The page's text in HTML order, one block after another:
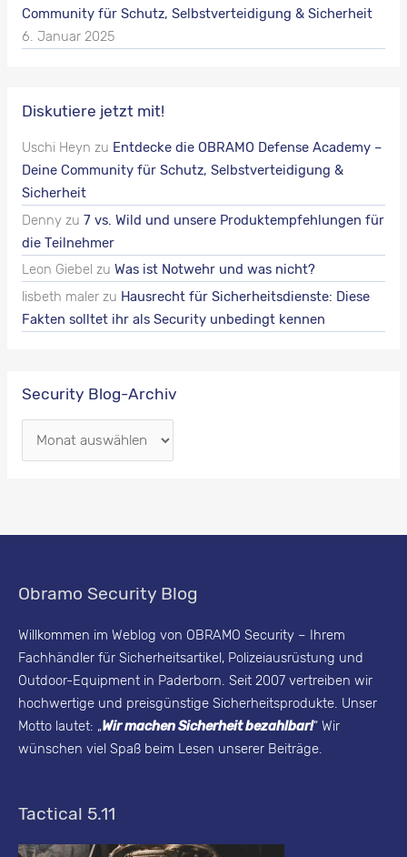
Community für Schutz, Selbstverteidigung & Sicherheit
6. Januar 2025
Diskutiere jetzt mit!
Uschi Heyn zu Entdecke die OBRAMO Defense Academy –
Deine Community für Schutz, Selbstverteidigung &
Sicherheit
Dennyzu 7 vs. Wild und unsere Produktempfehlungen für
die Teilnehmer
Leon Giebel zu Was ist Notwehr und was nicht?
lisbeth malerzu Hausrecht für Sicherheitsdienste: Diese
Fakten solltet ihr als Security unbedingt kennen
Security Blog-Archiv
e
t
y
B
l
g
Obramo Security Blog
Willkommen im Weblog von OBRAMO Security – Ihrem
Fachhändler für Sicherheitsartikel, Polizeiausrüstung und
Outdoor-Equipment in Paderborn. Seit 2007 vertreiben wir
hochwertige und preisgünstige Sicherheitsprodukte. Unser
Motto lautet: „Wir machen Sicherheit bezahlbar!“ Wir
wünschen viel Spaß beim Lesen unserer Beiträge.
Tactical 5.11